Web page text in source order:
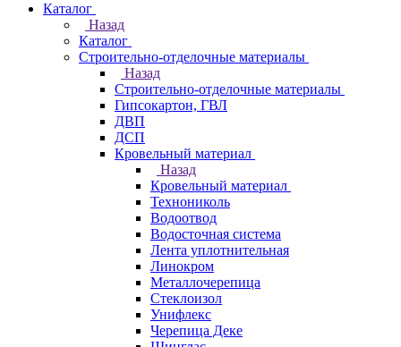
Каталог
Назад
Каталог
Строительно-отделочные материалы
Назад
Строительно-отделочные материалы
Гипсокартон, ГВЛ
ДВП
ДСП
Кровельный материал
Назад
Кровельный материал
Технониколь
Водоотвод
Водосточная система
Лента уплотнительная
Линокром
Металлочерепица
Стеклоизол
Унифлекс
Черепица Деке